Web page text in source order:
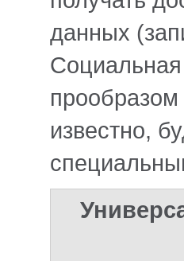
данных
прообразом
известно,